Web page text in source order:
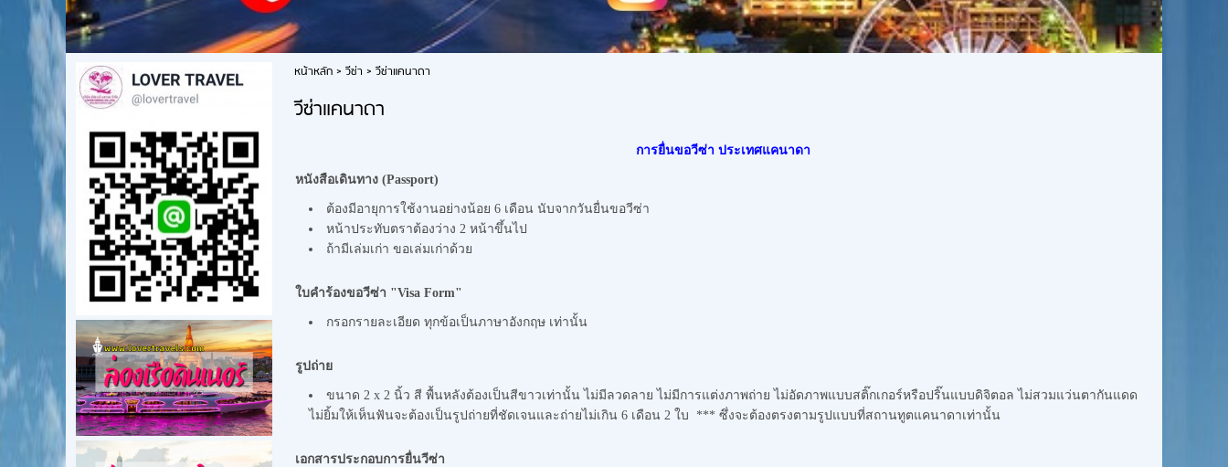
หน้าหลัก> วีซ่า > วีซ่าแคนาดา
วีซ่าแคนาดา
การยื่นขอวีซ่า ประเทศแคนาดา
หนังสือเดินทาง (Passport)
ต้องมีอายุการใช้งานอย่างน้อย 6 เดือน นับจากวันยื่นขอวีซ่า
หน้าประทับตราต้องว่าง 2 หน้าขึ้นไป
ถ้ามีเล่มเก่า ขอเล่มเก่าด้วย
ใบคำร้องขอวีซ่า "Visa Form"
กรอกรายละเอียด ทุกข้อเป็นภาษาอังกฤษ เท่านั้น
รูปถ่าย
ขนาด 2 x 2 นิ้ว สี พื้นหลังต้องเป็นสีขาวเท่านั้น ไม่มีลวดลาย ไม่มีการแต่งภาพถ่าย ไม่อัดภาพแบบสติ๊กเกอร์หรือปริ๊นแบบดิจิตอล ไม่สวมแว่นตากันแดด
ไม่ยิ้มให้เห็นฟันจะต้องเป็นรูปถ่ายที่ชัดเจนและถ่ายไม่เกิน 6 เดือน 2 ใบ *** ซึ่งจะต้องตรงตามรูปแบบที่สถานทูตแคนาดาเท่านั้น
เอกสารประกอบการยื่นวีซ่า